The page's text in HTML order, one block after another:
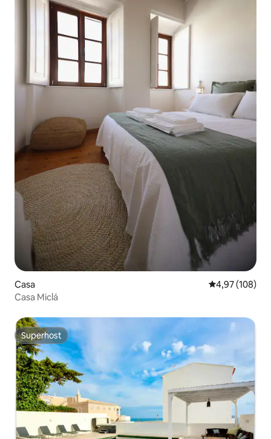
Casa 4,97 de
4,97 (108)
Casa Miclá
Superhost
Superhost